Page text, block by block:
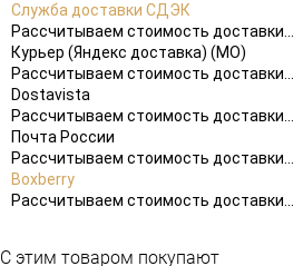
Служба доставки СДЭК
Рассчитываем стоимость доставки...
Курьер (Яндекс доставка) (МО)
Рассчитываем стоимость доставки...
Dostavista
Рассчитываем стоимость доставки...
Почта России
Рассчитываем стоимость доставки...
Boxberry
Рассчитываем стоимость доставки...
С этим товаром покупают